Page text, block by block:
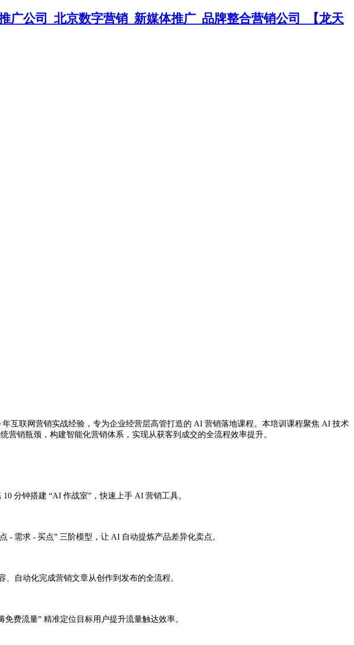
年互联网营销实战经验，专为企业经营层高管打造的 AI 营销落地课程。本培训课程聚焦 AI 技术
营销瓶颈，构建智能化营销体系，实现从获客到成交的全流程效率提升。
分钟搭建 “AI 作战室”，快速上手 AI 营销工具。
- 需求 - 买点” 三阶模型，让 AI 自动提炼产品差异化卖点。
自动化完成营销文章从创作到发布的全流程。
费流量” 精准定位目标用户提升流量触达效率。